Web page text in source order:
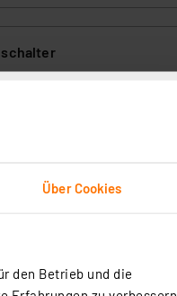
Über Cookies
den Betrieb und die